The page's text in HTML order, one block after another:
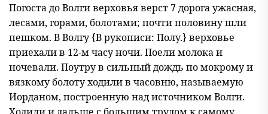
Погоста до Волги верховья верст 7 дорога ужасная,
лесами, горами, болотами; почти половину шли
пешком. В Волгу {В рукописи: Полу.} верховье
приехали в 12-м часу ночи. Поели молока и
ночевали. Поутру в сильный дождь по мокрому и
вязкому болоту ходили в часовню, называемую
Иорданом, построенную над источником Волги.